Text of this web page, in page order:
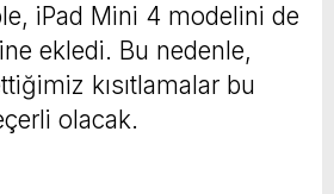
iPad Mini 4 modelini de
ekledi. Bu nedenle,
kısıtlamalar bu
olacak.